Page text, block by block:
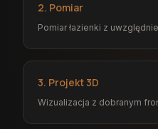
2. Pomiar
Pomiar łazienki z
3. Projekt 3D
Wizualizacja z dobranym